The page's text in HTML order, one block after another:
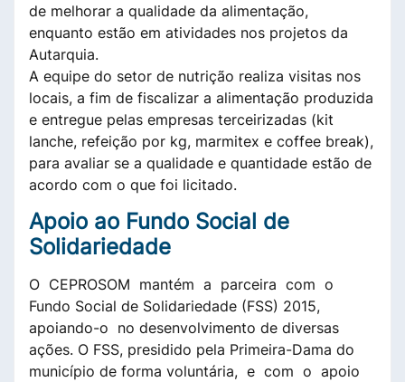
de melhorar a qualidade da alimentação,
enquanto estão em atividades nos projetos da
Autarquia.
A equipe do setor de nutrição realiza visitas nos
locais, a fim de fiscalizar a alimentação produzida
e entregue pelas empresas terceirizadas (kit
lanche, refeição por kg, marmitex e coffee break),
para avaliar se a qualidade e quantidade estão de
acordo com o que foi licitado.
Apoio ao Fundo Social de
Solidariedade
O CEPROSOM mantém a parceira com o
Fundo Social de Solidariedade (FSS) 2015,
apoiando-o no desenvolvimento de diversas
ações. O FSS, presidido pela Primeira-Dama do
município de forma voluntária, e com o apoio